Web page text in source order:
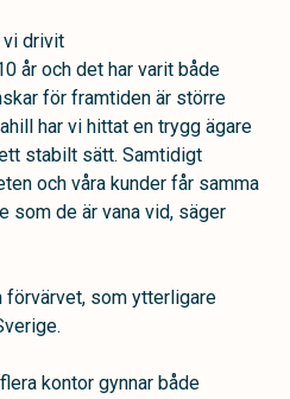
drivit
år och det har varit både
för framtiden är större
har vi hittat en trygg ägare
stabilt sätt. Samtidigt
och våra kunder får samma
som de är vana vid, säger
förvärvet, som ytterligare
kontor gynnar både